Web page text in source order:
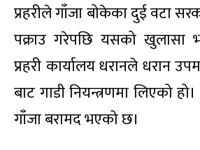
प्रहरीले गाँजा बोकेका दुई वटा
पक्राउ गरेपछि यसको खुलासा
प्रहरी कार्यालय धरानले धरान
बाट गाडी नियन्त्रणमा लिएको
गाँजा बरामद भएको छ।